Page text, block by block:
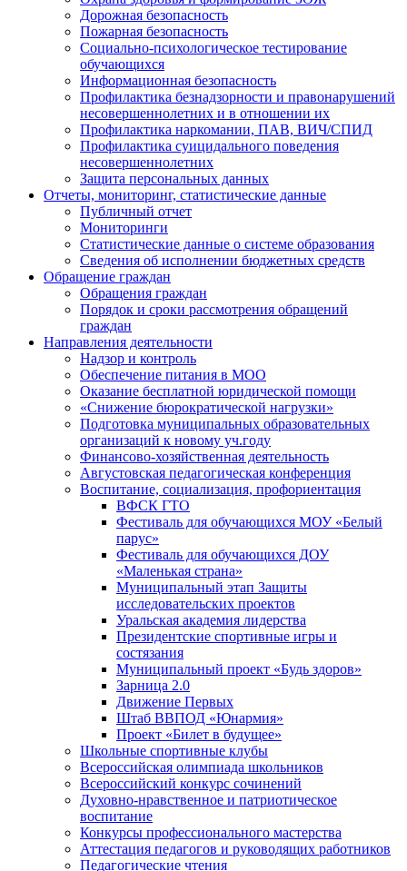
Дорожная безопасность
Пожарная безопасность
Социально-психологическое тестирование
обучающихся
Информационная безопасность
Профилактика безнадзорности и правонарушений
несовершеннолетних и в отношении их
Профилактика наркомании, ПАВ, ВИЧ/СПИД
Профилактика суицидального поведения
несовершеннолетних
Защита персональных данных
Отчеты, мониторинг, статистические данные
Публичный отчет
Мониторинги
Статистические данные о системе образования
Сведения об исполнении бюджетных средств
Обращение граждан
Обращения граждан
Порядок и сроки рассмотрения обращений
граждан
Направления деятельности
Надзор и контроль
Обеспечение питания в МОО
Оказание бесплатной юридической помощи
«Снижение бюрократической нагрузки»
Подготовка муниципальных образовательных
организаций к новому уч.году
Финансово-хозяйственная деятельность
Августовская педагогическая конференция
Воспитание, социализация, профориентация
ВФСК ГТО
Фестиваль для обучающихся МОУ «Белый
парус»
Фестиваль для обучающихся ДОУ
«Маленькая страна»
Муниципальный этап Защиты
исследовательских проектов
Уральская академия лидерства
Президентские спортивные игры и
состязания
Муниципальный проект «Будь здоров»
Зарница 2.0
Движение Первых
Штаб ВВПОД «Юнармия»
Проект «Билет в будущее»
Школьные спортивные клубы
Всероссийская олимпиада школьников
Всероссийский конкурс сочинений
Духовно-нравственное и патриотическое
воспитание
Конкурсы профессионального мастерства
Аттестация педагогов и руководящих работников
Педагогические чтения